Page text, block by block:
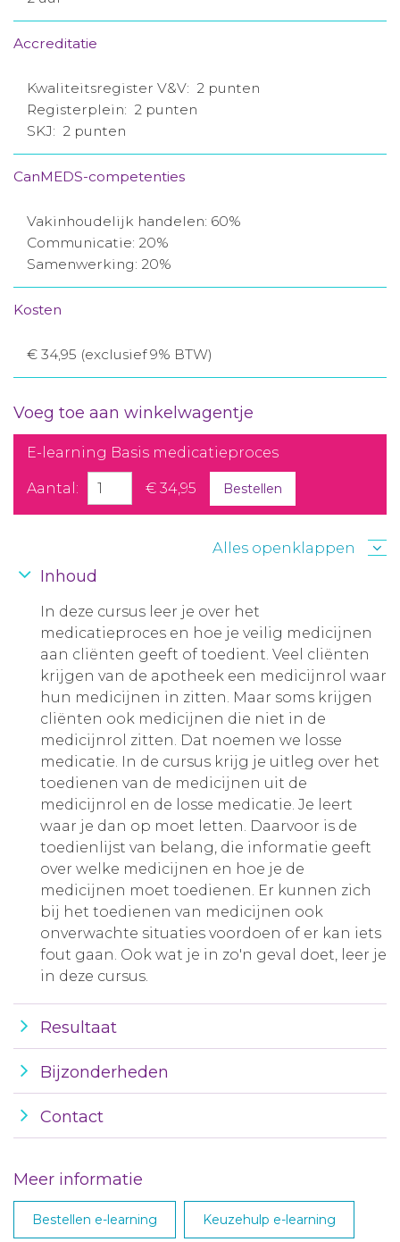
Accreditatie
Kwaliteitsregister V&V: 2 punten
Registerplein: 2 punten
SKJ: 2 punten
CanMEDS-competenties
Vakinhoudelijk handelen: 60%
Communicatie: 20%
Samenwerking: 20%
Kosten
€ 34,95 (exclusief 9% BTW)
Voeg toe aan winkelwagentje
E-learning Basis medicatieproces
Aantal: € 34,95 Bestellen
Alles openklappen
Inhoud
In deze cursus leer je over het
medicatieproces en hoe je veilig medicijnen
aan cliënten geeft of toedient. Veel cliënten
krijgen van de apotheek een medicijnrol waar
hun medicijnen in zitten. Maar soms krijgen
cliënten ook medicijnen die niet in de
medicijnrol zitten. Dat noemen we losse
medicatie. In de cursus krijg je uitleg over het
toedienen van de medicijnen uit de
medicijnrol en de losse medicatie. Je leert
waar je dan op moet letten. Daarvoor is de
toedienlijst van belang, die informatie geeft
over welke medicijnen en hoe je de
medicijnen moet toedienen. Er kunnen zich
bij het toedienen van medicijnen ook
onverwachte situaties voordoen of er kan iets
fout gaan. Ook wat je in zo'n geval doet, leer je
in deze cursus.
Resultaat
Bijzonderheden
Contact
Meer informatie
Bestellen e-learning Keuzehulp e-learning